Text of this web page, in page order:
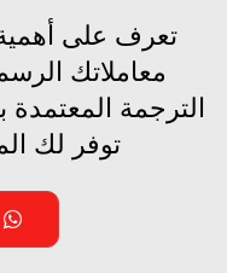
تعرف على
معاملاتك
الترجمة
توفر لك